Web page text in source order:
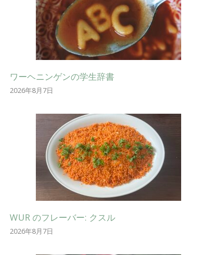
ワーヘニンゲンの学生辞書
2026年8月7日
WUR のフレーバー: クスル
2026年8月7日